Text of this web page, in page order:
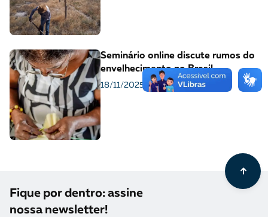
Seminário online discute rumos do
envelhecimento no Brasil
18/11/2025
Fique por dentro: assine
nossa newsletter!